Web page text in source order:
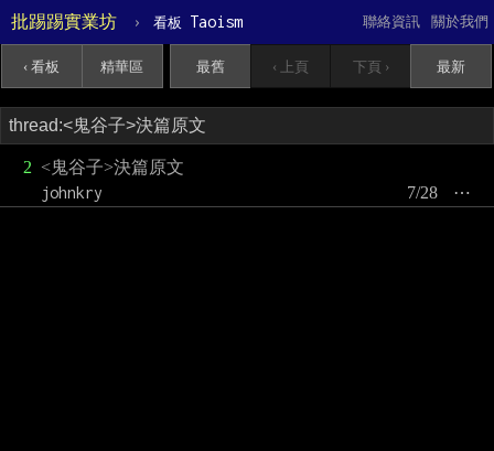
批踢踢實業坊 › 看板 Taoism 關於我們
聯絡資訊
‹ 看板 精華區 最舊 ‹ 上頁 下頁 › 最新
2 <鬼谷子>決篇原文
johnkry
⋯
7/28